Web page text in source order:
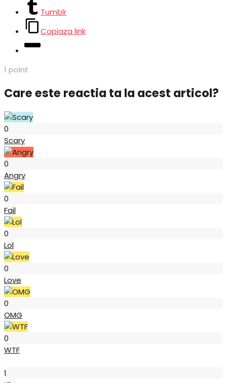
Tumblr
Copiaza link
1 point
Care este reactia ta la acest articol?
0
Scary
0
Angry
0
Fail
0
Lol
0
Love
0
OMG
0
WTF
1